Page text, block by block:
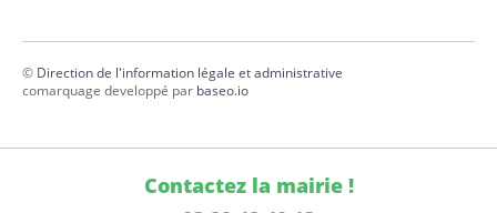
© Direction de l'information légale et administrative
comarquage developpé par baseo.io
Contactez la mairie !